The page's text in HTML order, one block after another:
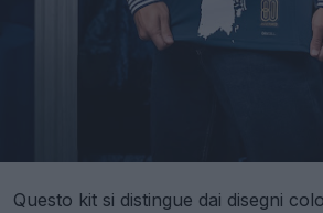
Questo kit si distingue dai disegni